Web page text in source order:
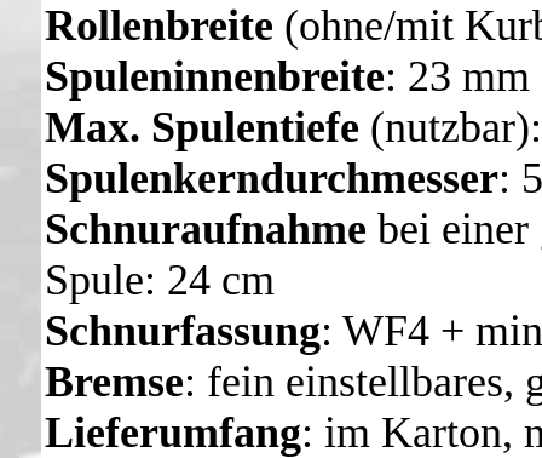
Rollenbreite (ohne/mit
Spuleninnenbreite: 23 mm
Max. Spulentiefe
Spulenkerndurchmesser:
Schnuraufnahme bei
Spule: 24 cm
Schnurfassung: WF4 +
Bremse: fein einstellbares,
Lieferumfang: im Karton,